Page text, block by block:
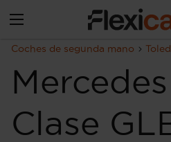
Coches de segunda mano
Clase